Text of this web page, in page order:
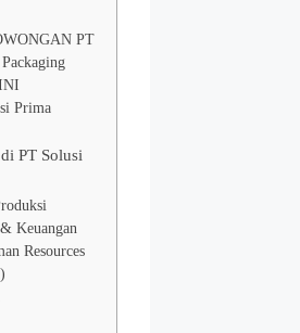
PT
Prima
PT Solusi
Keuangan
Resources